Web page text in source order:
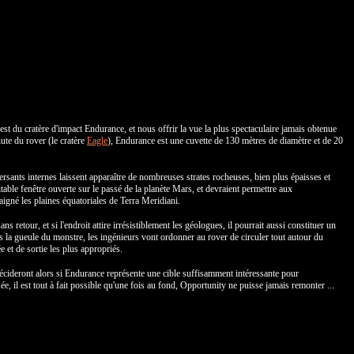
du cratère d'impact Endurance, et nous offrir la vue la plus spectaculaire jamais obtenue
du rover (le cratère Eagle), Endurance est une cuvette de 130 mètres de diamètre et de 20
internes laissent apparaître de nombreuses strates rocheuses, bien plus épaisses et
fenêtre ouverte sur le passé de la planète Mars, et devraient permettre aux
les plaines équatoriales de Terra Meridiani.
retour, et si l'endroit attire irrésistiblement les géologues, il pourrait aussi constituer un
gueule du monstre, les ingénieurs vont ordonner au rover de circuler tout autour du
et de sortie les plus appropriés.
alors si Endurance représente une cible suffisamment intéressante pour
il est tout à fait possible qu'une fois au fond, Opportunity ne puisse jamais remonter ...